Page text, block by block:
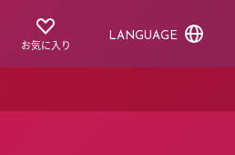
お気に入り
LANGUAGE